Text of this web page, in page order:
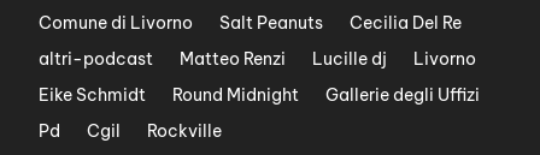
Comune di Livorno
Salt Peanuts
Cecilia Del Re
altri-podcast
Matteo Renzi Lucille dj
Livorno
Eike Schmidt
Round Midnight
Gallerie degli Uffizi
Pd
Cgil Rockville